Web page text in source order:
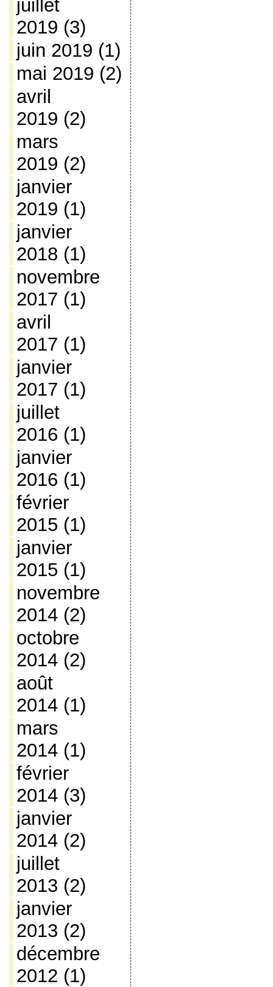
juillet
2019 (3)
juin 2019 (1)
mai 2019 (2)
avril
2019 (2)
mars
2019 (2)
janvier
2019 (1)
janvier
2018 (1)
novembre
2017 (1)
avril
2017 (1)
janvier
2017 (1)
juillet
2016 (1)
janvier
2016 (1)
février
2015 (1)
janvier
2015 (1)
novembre
2014(2)
octobre
2014(2)
août
2014(1)
mars
2014(1)
février
2014(3)
janvier
2014(2)
juillet
2013 (2)
janvier
2013 (2)
décembre
2012 (1)